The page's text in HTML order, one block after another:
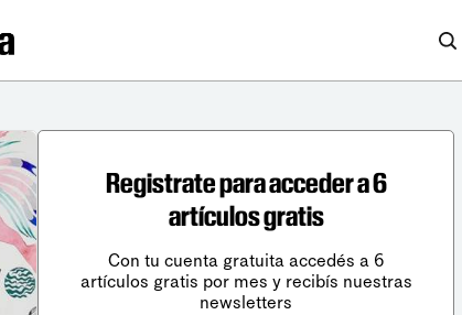
Registrate para acceder a 6
artículos gratis
Con tu cuenta gratuita accedés a 6
artículos gratis por mes y recibís nuestras
newsletters